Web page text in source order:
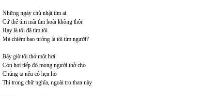
Những ngày chủ nhật tìm ai
Cứ thế tìm mãi tìm hoài không thôi
Hay là tôi đã tìm tôi
Mà chiêm bao tưởng là tôi tìm người?
Bây giờ tôi thở một hơi
Còn hơi tiếp đó mong người thở cho
Chúng ta nếu có hẹn hò
Thì trong chữ nghĩa, ngoài tro than này